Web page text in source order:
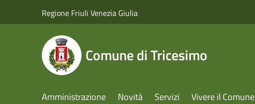
Regione Friuli Venezia Giulia
Comune di Tricesimo
Amministrazione Novità Servizi Vivere il Comune